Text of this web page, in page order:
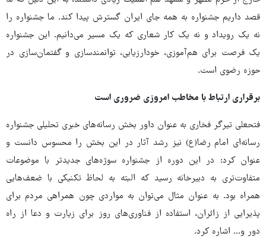
قصد داریم جشنواره به همه جای ایران گسترش پیدا کند. ما جشنواره را
نه یک رویداد و نه یک کار شعاری که یک مسیر می‌دانیم. این جشنواره
یک فرصت برای هم‌آموزی، خودارزیابی، توانمندسازی و گفتمان‌سازی در
حوزه رضوی است.
برقراری ارتباط با مخاطب امروزی ضروری است
فتحعلی تیرگر فخاری به عنوان داور بخش رسانه‌های خبری تحلیلی جشنواره
رسانه‌ای امام رضا(ع) نیز رشد آثار در این بخش را محسوس دانست و
عنوان کرد: در این دوره از جشنواره سوژه‌های جدیدتر با موضوعات
متفاوت‌تری به دبیرخانه رسید که البته به لحاظ تکنیکی با ضعف‌هایی
همراه بود. به عنوان مثال می‌توان به مواردی چون همراهی مردم برای
پذیرایی از زائران، استفاده از فناوری‌های روز برای زیارت و دعا از راه
دور و... اشاره کرد.